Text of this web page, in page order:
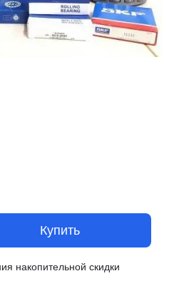
Купить
накопительной скидки